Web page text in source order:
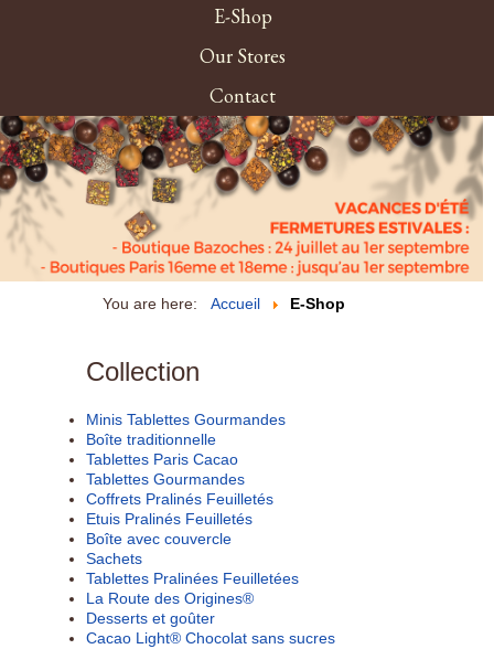
E-Shop
Our Stores
Contact
You are here: Accueil E-Shop
Collection
Minis Tablettes Gourmandes
Boîte traditionnelle
Tablettes Paris Cacao
Tablettes Gourmandes
Coffrets Pralinés Feuilletés
Etuis Pralinés Feuilletés
Boîte avec couvercle
Sachets
Tablettes Pralinées Feuilletées
La Route des Origines®
Desserts et goûter
Cacao Light® Chocolat sans sucres